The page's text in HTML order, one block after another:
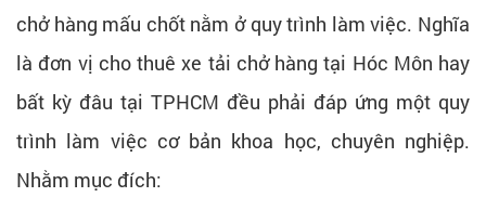
chở hàng mấu chốt nằm ở quy trình làm việc. Nghĩa
là đơn vị cho thuê xe tải chở hàng tại Hóc Môn hay
bất kỳ đâu tại TPHCM đều phải đáp ứng một quy
trình làm việc cơ bản khoa học, chuyên nghiệp.
Nhằm mục đích: